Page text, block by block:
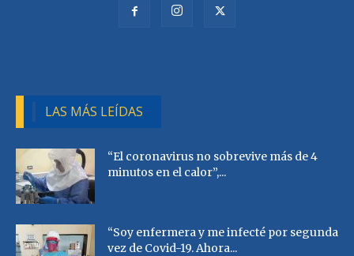
LAS MÁS LEÍDAS
“El coronavirus no sobrevive más de 4
minutos en el calor”,...
“Soy enfermera y me infecté por segunda
vez de Covid-19. Ahora...